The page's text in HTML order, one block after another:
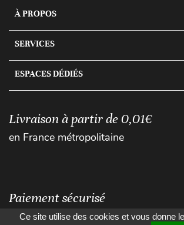
À PROPOS
SERVICES
ESPACES DÉDIÉS
Livraison à partir de 0,01€
en France métropolitaine
Paiement sécurisé
Ce site utilise des cookies et vous donne